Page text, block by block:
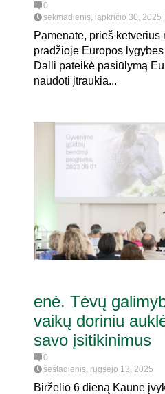
0
sekmadienis, lapkričio 30, 2025
Pamenate, prieš ketverius
pradžioje Europos
Dalli pateikė pasiūlymą
naudoti įtraukia...
enė. Tėvų
vaikų doriniu
savo įsitikinimus
0
šeštadienis, rugsėjo 13, 2025
Birželio 6 dieną Kaune